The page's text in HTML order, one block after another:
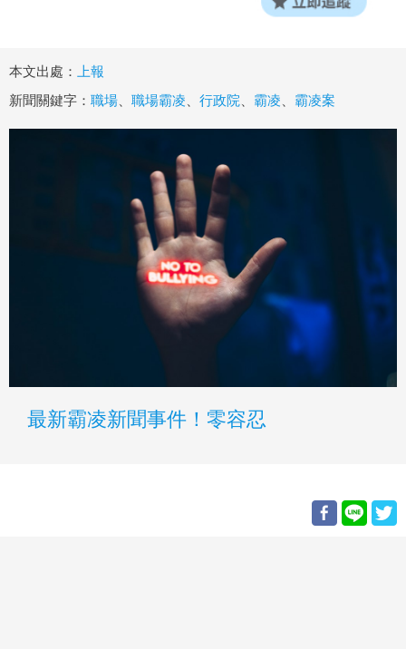
本文出處：
上報
新聞關鍵字： 職場 職場霸凌 行政院 霸凌 霸凌案
最新霸凌新聞事件！零容忍